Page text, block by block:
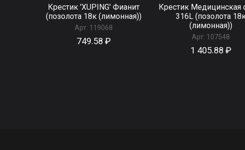
Крестик 'XUPING' Фианит
(позолота 18к (лимонная))
Арт: 119068
749.58 ₽
Крестик Медицинская
316L (позолота
(лимонная))
Арт: 107548
1 405.88 ₽